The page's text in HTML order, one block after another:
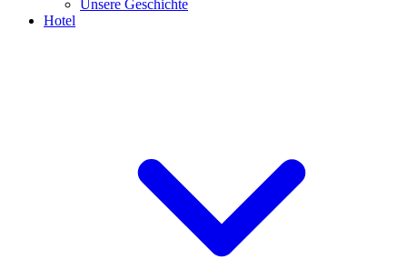
Unsere Geschichte
Hotel